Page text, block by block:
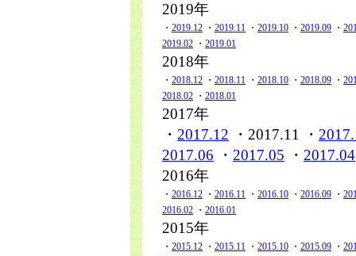
2019年
・ 2019.12 ・ 2019.11 ・ 2019.10 ・ 2019.09 ・
2019.02 ・ 2019.01
2018年
・ 2018.12 ・ 2018.11 ・ 2018.10 ・ 2018.09 ・
2018.02 ・ 2018.01
2017年
・ 2017.12 ・2017.11 ・
2017.06 ・ 2017.05 ・ 2017.04
2016年
・ 2016.12 ・ 2016.11 ・ 2016.10 ・ 2016.09 ・
2016.02 ・ 2016.01
2015年
・ 2015.12 ・ 2015.11 ・ 2015.10 ・ 2015.09 ・